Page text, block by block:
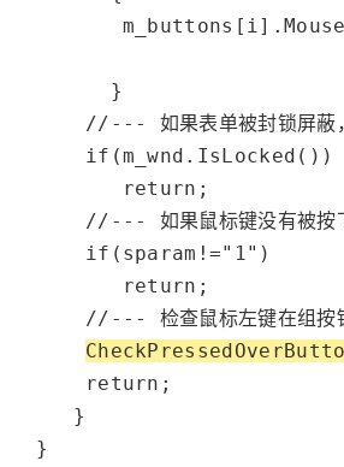
}
//--- 如果表单被封锁屏蔽
if (m_wnd.IsLocked())
return ;
//--- 如果鼠标键没有被按
if (sparam!="1" )
return ;
//--- 检查鼠标左键在组按
return ;
}